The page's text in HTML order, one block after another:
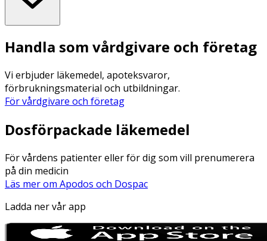
Handla som vårdgivare och företag
Vi erbjuder läkemedel, apoteksvaror,
förbrukningsmaterial och utbildningar.
För vårdgivare och företag
Dosförpackade läkemedel
För vårdens patienter eller för dig som vill prenumerera
på din medicin
Läs mer om Apodos och Dospac
Ladda ner vår app